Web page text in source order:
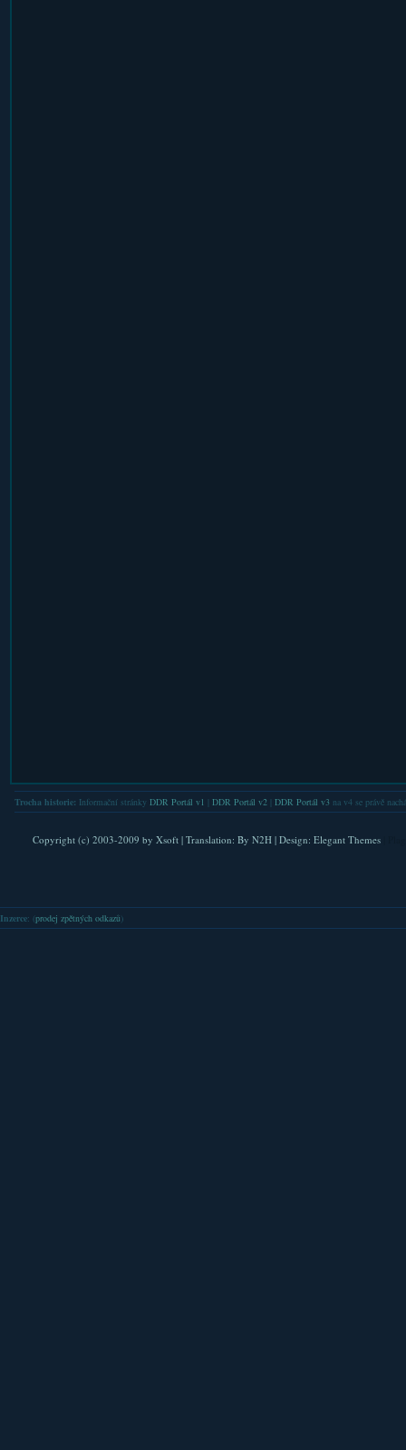
Trocha historie: Informační stránky DDR Portál v1 DDR Portál v2| DDR Portál v3na v4 se právě
Copyright (c) 2003-2009 by Xsoft| Translation: By N2H| Design: Elegant Themes
Inzerce: (prodej zpětných odkazů )